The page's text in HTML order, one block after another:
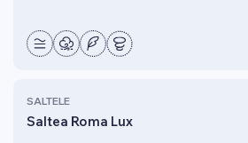
SALTELE
Saltea Roma Lux